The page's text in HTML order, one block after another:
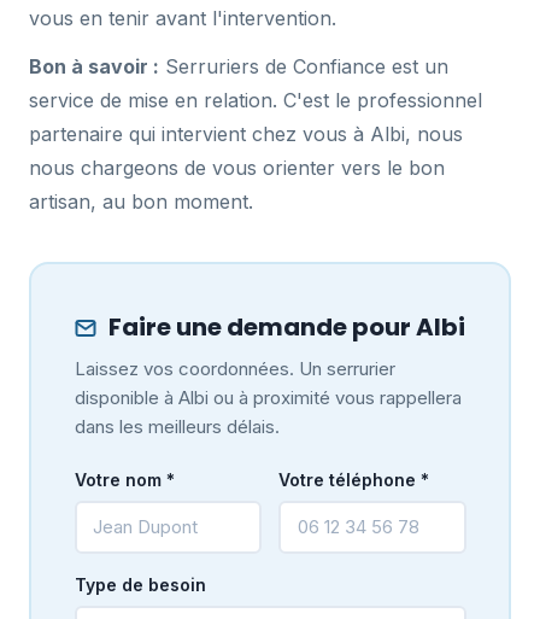
vous en tenir avant l'intervention.
Bon à savoir : Serruriers de Confiance est un
service de mise en relation. C'est le professionnel
partenaire qui intervient chez vous à Albi, nous
nous chargeons de vous orienter vers le bon
artisan, au bon moment.
Faire une demande pour Albi
Laissez vos coordonnées. Un serrurier
disponible à Albi ou à proximité vous rappellera
dans les meilleurs délais.
Votre nom * Votre téléphone *
Type de besoin